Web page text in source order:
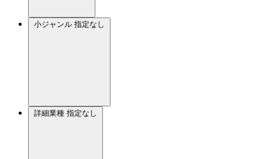
小ジャンル 指定なし
詳細業種 指定なし